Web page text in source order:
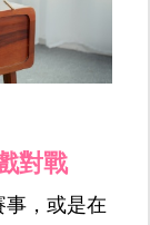
對戰
事，或是在